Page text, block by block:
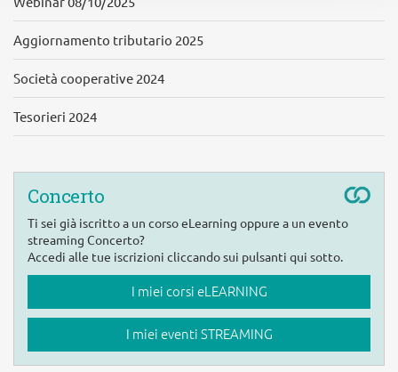
Aggiornamento tributario 2025
Società cooperative 2024
Tesorieri 2024
Concerto
Ti sei già iscritto a un corso eLearning oppure a un evento
streaming Concerto?
Accedi alle tue iscrizioni cliccando sui pulsanti qui sotto.
I miei corsi eLEARNING
I miei eventi STREAMING